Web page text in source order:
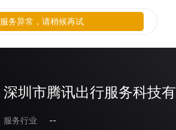
深圳市腾讯出行服务科技
服务行业
--
服务异常，请稍候再试